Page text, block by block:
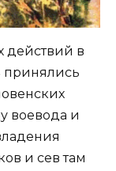
действий в
принялись
воевода и
и сев там